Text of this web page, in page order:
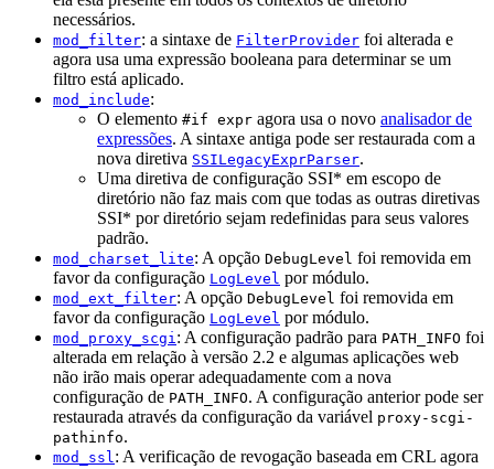
necessários.
mod_filter: a sintaxe de FilterProvider foi alterada e
agora usa uma expressão booleana para determinar se um
filtro está aplicado.
mod_include:
O elemento #if expr agora usa o novo analisador de
expressões. A sintaxe antiga pode ser restaurada com a
nova diretiva SSILegacyExprParser.
Uma diretiva de configuração SSI* em escopo de
diretório não faz mais com que todas as outras diretivas
SSI* por diretório sejam redefinidas para seus valores
padrão.
mod_charset_lite: A opção DebugLevel foi removida em
favor da configuração LogLevel por módulo.
mod_ext_filter: A opção DebugLevel foi removida em
favor da configuração LogLevel por módulo.
mod_proxy_scgi: A configuração padrão para PATH_INFO foi
alterada em relação à versão 2.2 e algumas aplicações web
não irão mais operar adequadamente com a nova
configuração de PATH_INFO. A configuração anterior pode ser
restaurada através da configuração da variável proxy-scgi-
pathinfo.
mod_ssl: A verificação de revogação baseada em CRL agora